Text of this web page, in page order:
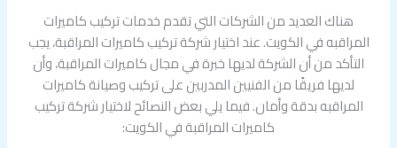
هناك العديد من الشركات التي تقدم خدمات تركيب كاميرات
المراقبه في الكويت. عند اختيار شركة تركيب كاميرات المراقبة، يجب
التأكد من أن الشركة لديها خبرة في مجال كاميرات المراقبة، وأن
لديها فريقًا من الفنيين المدربين على تركيب وصيانة كاميرات
المراقبه بدقة وأمان. فيما يلي بعض النصائح لاختيار شركة تركيب
كاميرات المراقبة في الكويت: